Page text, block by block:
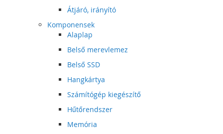
Átjáró, irányító
Komponensek
Alaplap
Belső merevlemez
Belső SSD
Hangkártya
Számítógép kiegészítő
Hűtőrendszer
Memória